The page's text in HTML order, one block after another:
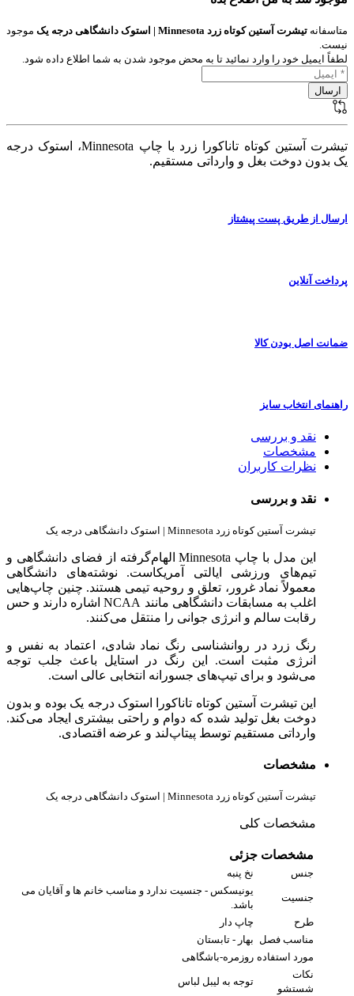
متاسفانه تیشرت آستین کوتاه زرد Minnesota | استوک دانشگاهی درجه یک
موجود
نیست.
لطفاً ایمیل خود را وارد نمائید تا به محض موجود شدن به شما اطلاع داده شود.
تیشرت آستین کوتاه تاناکورا زرد با چاپ Minnesota، استوک درجه
یک بدون دوخت بغل و وارداتی مستقیم.
ارسال از طریق پست پیشتاز
پرداخت آنلاین
ضمانت اصل بودن کالا
راهنمای انتخاب سایز
نقد و بررسی
مشخصات
نظرات کاربران
نقد و بررسی
تیشرت آستین کوتاه زرد Minnesota | استوک دانشگاهی درجه یک
این مدل با چاپ Minnesota الهام‌گرفته از فضای دانشگاهی و
تیم‌های ورزشی ایالتی آمریکاست. نوشته‌های دانشگاهی
معمولاً نماد غرور، تعلق و روحیه تیمی هستند. چنین چاپ‌هایی
اغلب به مسابقات دانشگاهی مانند NCAA اشاره دارند و حس
رقابت سالم و انرژی جوانی را منتقل می‌کنند.
رنگ زرد در روانشناسی رنگ نماد شادی، اعتماد به نفس و
انرژی مثبت است. این رنگ در استایل باعث جلب توجه
می‌شود و برای تیپ‌های جسورانه انتخابی عالی است.
این تیشرت آستین کوتاه تاناکورا استوک درجه یک بوده و بدون
دوخت بغل تولید شده که دوام و راحتی بیشتری ایجاد می‌کند.
وارداتی مستقیم توسط پیتاپ‌لند و عرضه اقتصادی.
مشخصات
تیشرت آستین کوتاه زرد Minnesota | استوک دانشگاهی درجه یک
مشخصات کلی
مشخصات جزئی
جنس نخ پنبه
جنسیت
یونیسکس - جنسیت ندارد و مناسب خانم ها و آقایان می
باشد.
طرح
چاپ دار
مناسب فصل بهار - تابستان
مورد استفاده روزمره-باشگاهی
نکات
شستشو
توجه به لیبل لباس